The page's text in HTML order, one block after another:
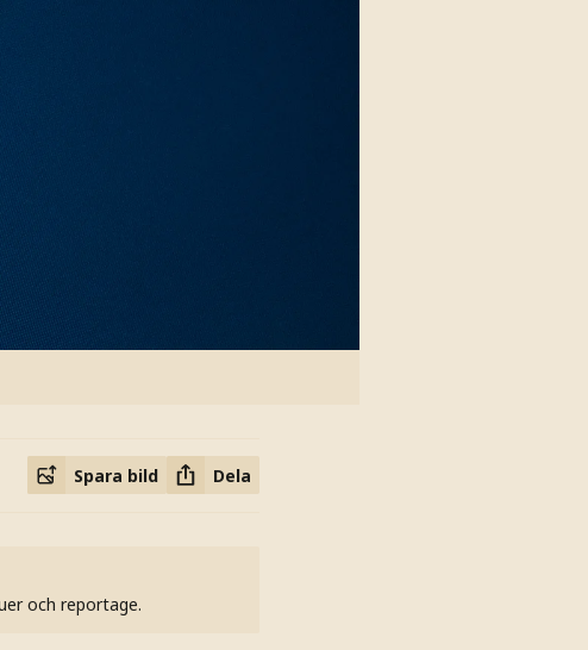
Spara bild Dela
och reportage.